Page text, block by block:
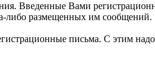
Введенные Вами
либо размещенных им сообщений.
письма. С этим надо